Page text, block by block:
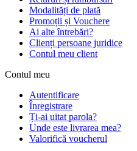
Modalități de plată
Promoții și Vouchere
Ai alte întrebări?
Clienți persoane juridice
Contul meu client
Contul meu
Autentificare
Înregistrare
Ți-ai uitat parola?
Unde este livrarea mea?
Valorifică voucherul